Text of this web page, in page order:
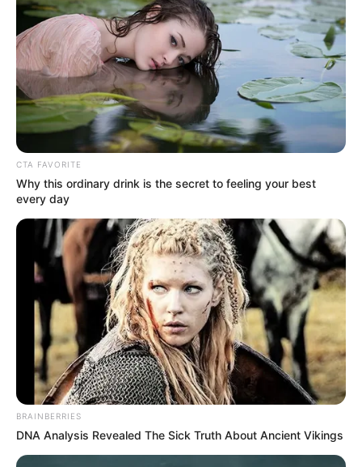
YOUTUBE ΕΓΓΡΑΦΕΊΤΕ
EMAIL ΑΚΟΛΟΥΘΉΣΤΕ
CTA FAVORITE
Why this ordinary drink is the secret to feeling your best
every day
BRAINBERRIES
DNA Analysis Revealed The Sick Truth About Ancient Vikings